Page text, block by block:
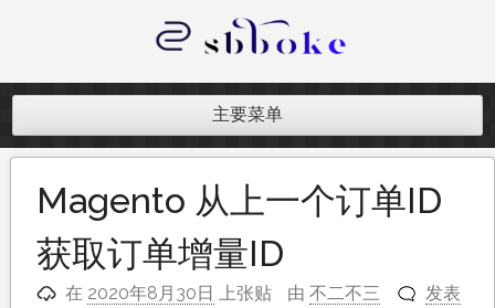
内
记录跨境电商独立站开发遇到的点点
主要菜单
Magento 从上一个订单ID
获取订单增量ID
在 2020年8月30日 上张贴 由 不二不三
发表